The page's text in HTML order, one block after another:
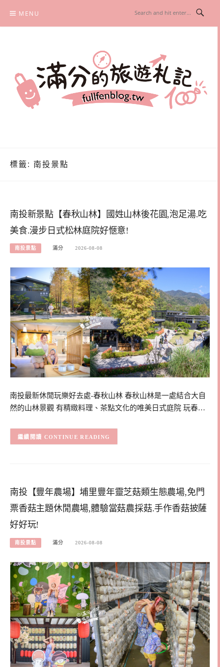
content
MENU
標籤: 南投景點
南投新景點【春秋山林】國姓山林後花園,泡足湯.吃
美食.漫步日式松林庭院好愜意!
南投景點 滿分 2026-08-08
南投最新休閒玩樂好去處-春秋山林 春秋山林是一處結合大自
然的山林景觀 有精緻料理、茶點文化的唯美日式庭院 玩春…
CONTINUE READING
南投【豐年農場】埔里豐年靈芝菇類生態農場,免門
票香菇主題休閒農場,體驗當菇農採菇.手作香菇披薩
好好玩!
南投景點 滿分 2026-08-08